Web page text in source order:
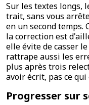
Sur les textes longs,
trait, sans vous
en un second
la correction est
elle évite de casser
rattrape aussi les
plus après trois
avoir écrit, pas ce
Progresser sur